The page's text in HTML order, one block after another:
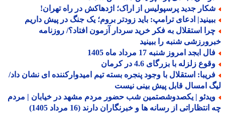
جدید پرسپولیس از اراک؛ اژدهاکش در راه تهران!
ادعای ترامپ: باید زودتر بروم؛ یک جنگ در پیش داریم
استقلال به فکر خرید سردار آزمون افتاد؟/ روزنامه
شنبه را ببینید
ابجد امروز شنبه 17 مرداد ماه 1405
زلزله با بزرگای 4.6 در کرمان
استقلال با وجود پنجره بسته تیم امیدوارکننده ای نشان داد/
امسال قابل پیش بینی نیست
| یکصدوشصتمین شب حضور مردم مشهد در خیابان | مردم
از رسانه ها و خبرنگاران دارند (16 مرداد 1405)